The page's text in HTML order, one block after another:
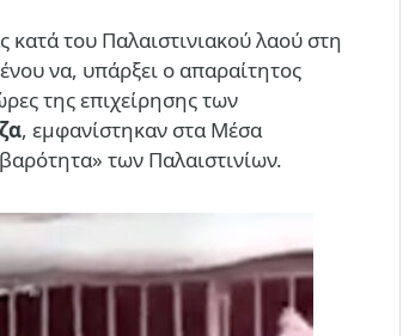
κατά του Παλαιστινιακού λαού στη
να, υπάρξει ο απαραίτητος
της επιχείρησης των
, εμφανίστηκαν στα Μέσα
των Παλαιστινίων.